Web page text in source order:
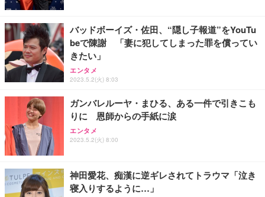
バッドボーイズ・佐田、“隠し子報道”をYouTu
beで陳謝 「妻に犯してしまった罪を償ってい
きたい」
エンタメ
2023.5.2(火) 8:03
ガンバレルーヤ・まひる、ある一件で引きこも
りに 恩師からの手紙に涙
エンタメ
2023.5.2(火) 8:00
神田愛花、痴漢に逆ギレされてトラウマ「泣き
寝入りするように…」